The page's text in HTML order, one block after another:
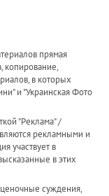
прямая
копирование,
в которых
и "Украинская Фото
"Реклама" /
рекламными и
участвует в
в этих
суждения,